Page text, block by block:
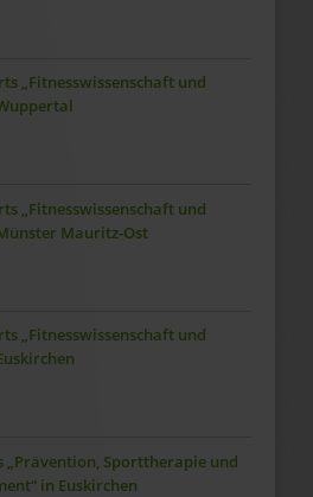
„Fitnesswissenschaft und
„Fitnesswissenschaft und
Mauritz-Ost
„Fitnesswissenschaft und
Sporttherapie und
in Euskirchen